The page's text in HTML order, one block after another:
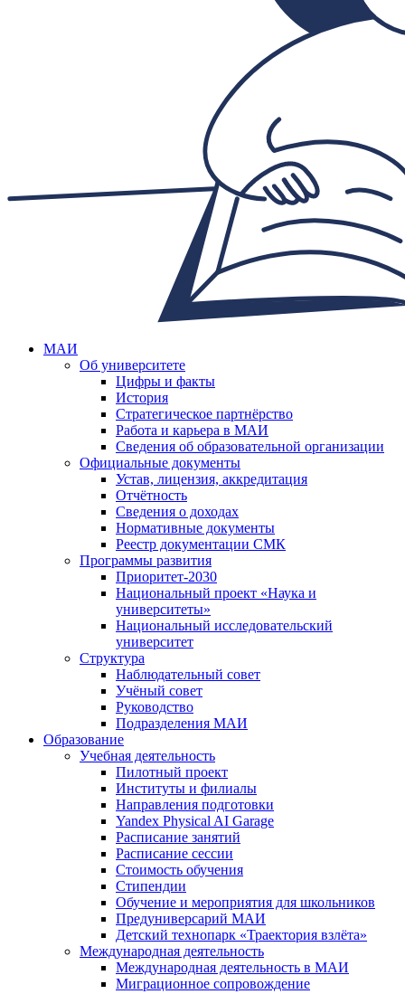
МАИ
Об университете
Цифры и факты
История
Стратегическое партнёрство
Работа и карьера в МАИ
Сведения об образовательной организации
Официальные документы
Устав, лицензия, аккредитация
Отчётность
Сведения о доходах
Нормативные документы
Реестр документации СМК
Программы развития
Приоритет-2030
Национальный проект «Наука и
университеты»
Национальный исследовательский
университет
Структура
Наблюдательный совет
Учёный совет
Руководство
Подразделения МАИ
Образование
Учебная деятельность
Пилотный проект
Институты и филиалы
Направления подготовки
Yandex Physical AI Garage
Расписание занятий
Расписание сессии
Стоимость обучения
Стипендии
Обучение и мероприятия для школьников
Предуниверсарий МАИ
Детский технопарк «Траектория взлёта»
Международная деятельность
Международная деятельность в МАИ
Миграционное сопровождение